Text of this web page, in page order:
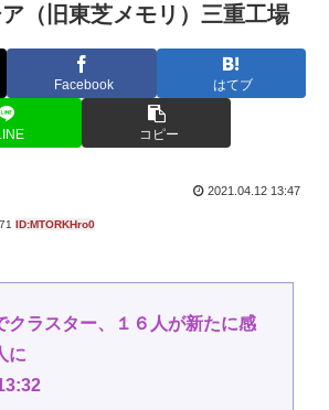
（旧東芝メモリ）三重工場
Facebook はてブ
コピー
2021.04.12 13:47
ID:MTORKHro0
クラスター、１６人が新たに感
に